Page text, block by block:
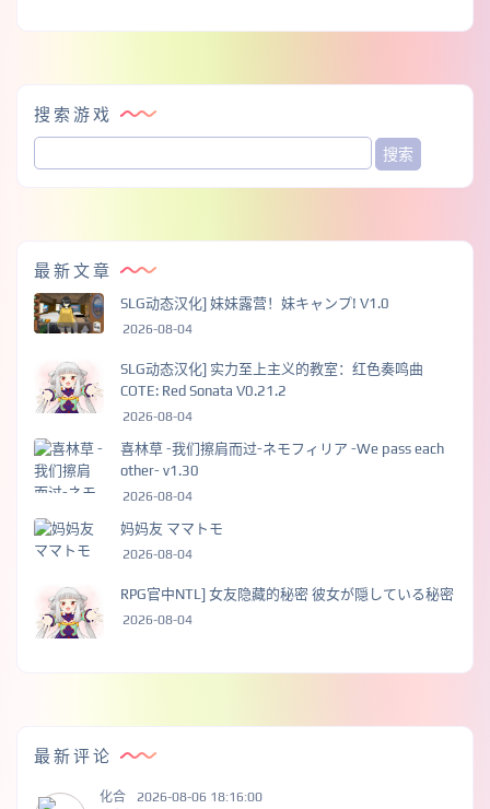
搜索游戏
最新文章
SLG动态汉化] 妹妹露营！妹キャンプ! V1.0
2026-08-04
SLG动态汉化] 实力至上主义的教室：红色奏鸣曲
COTE: Red Sonata V0.21.2
2026-08-04
喜林草 -我们擦肩而过-ネモフィリア -We pass each
other- v1.30
2026-08-04
妈妈友 ママトモ
2026-08-04
RPG官中NTL] 女友隐藏的秘密 彼女が隠している秘密
2026-08-04
最新评论
化合 2026-08-06 18:16:00